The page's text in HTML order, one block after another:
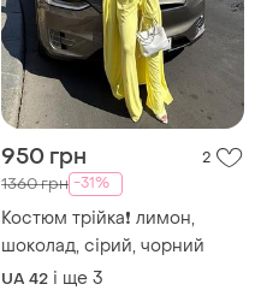
950 грн 2
1360 грн -31%
Костюм трійка❗ лимон,
шоколад, сірий, чорний
UA 42 і ще 3